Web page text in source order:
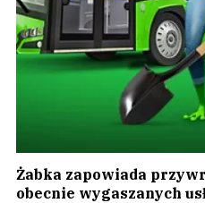
Żabka zapowiada
obecnie wygaszanych